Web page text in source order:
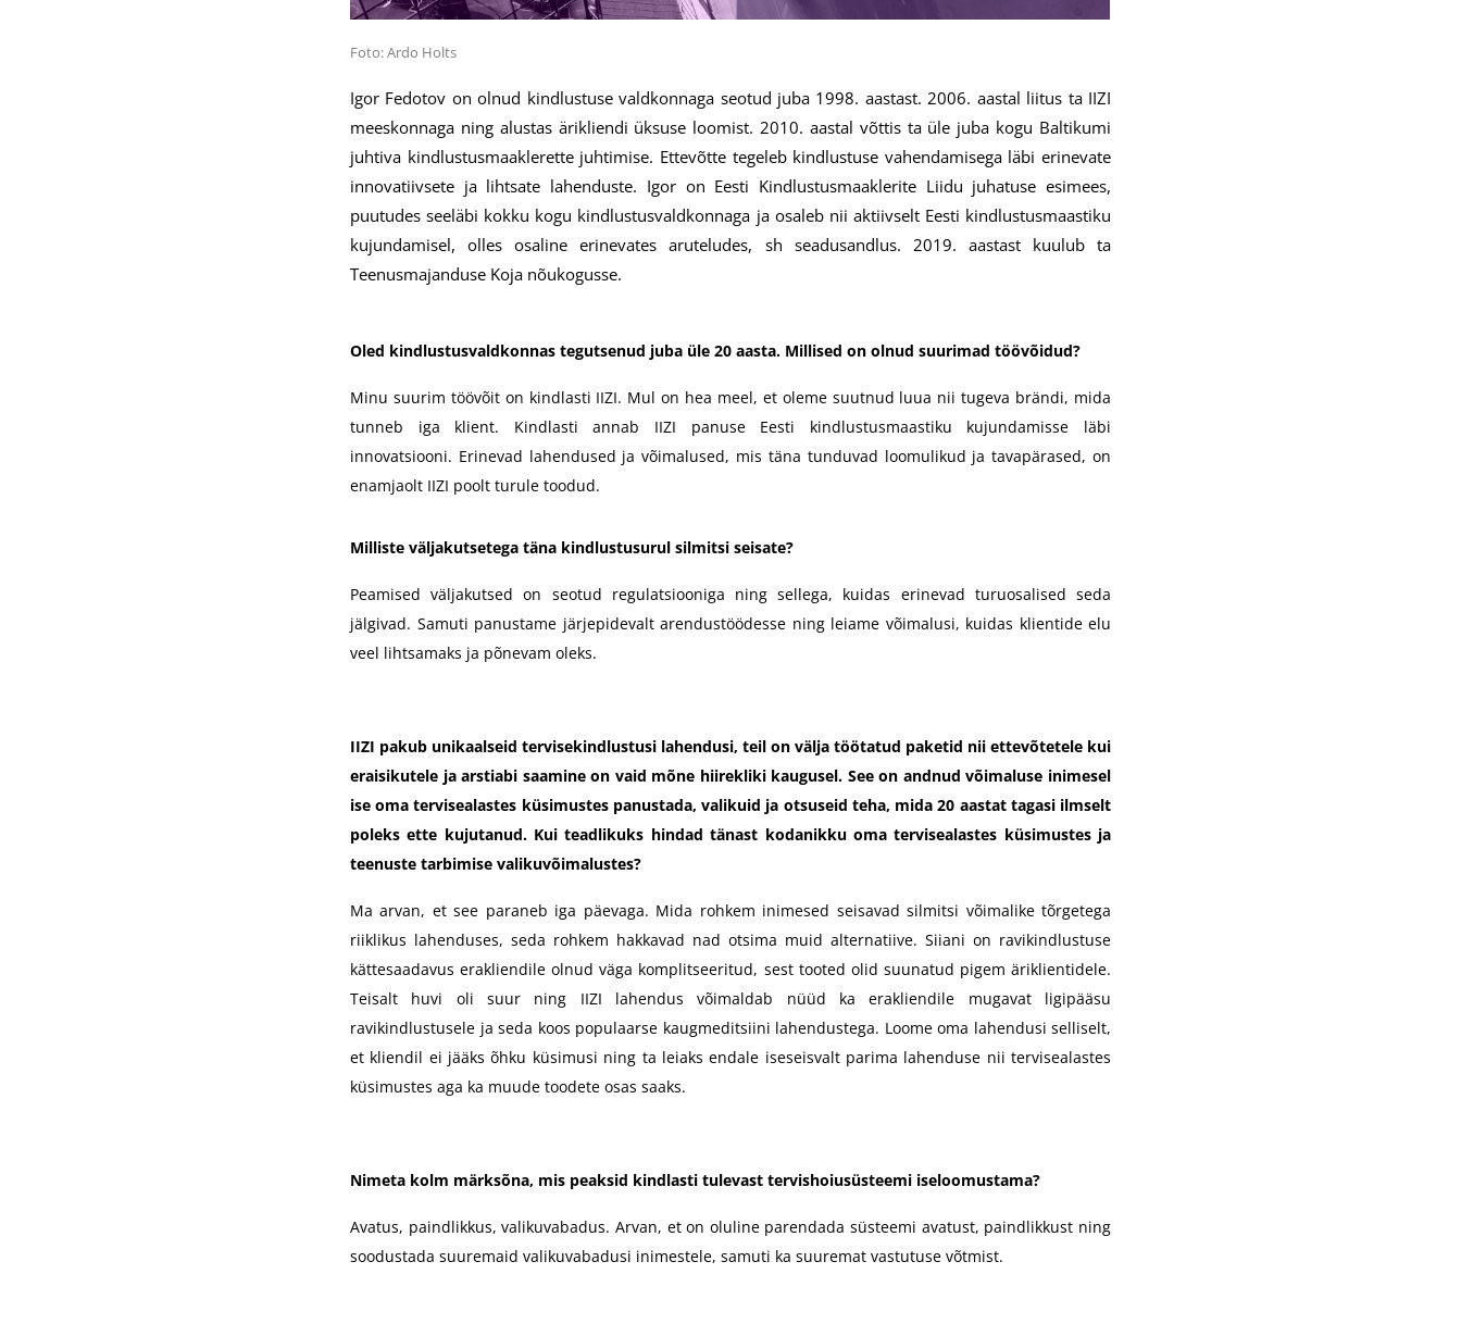
Foto: Ardo Holts
Igor Fedotov on olnud kindlustuse valdkonnaga seotud juba 1998. aastast. 2006. aastal liitus ta IIZI
meeskonnaga ning alustas ärikliendi üksuse loomist. 2010. aastal võttis ta üle juba kogu Baltikumi
juhtiva kindlustusmaaklerette juhtimise. Ettevõtte tegeleb kindlustuse vahendamisega läbi erinevate
innovatiivsete ja lihtsate lahenduste. Igor on Eesti Kindlustusmaaklerite Liidu juhatuse esimees,
puutudes seeläbi kokku kogu kindlustusvaldkonnaga ja osaleb nii aktiivselt Eesti kindlustusmaastiku
kujundamisel, olles osaline erinevates aruteludes, sh seadusandlus. 2019. aastast kuulub ta
Teenusmajanduse Koja nõukogusse.
Oled kindlustusvaldkonnas tegutsenud juba üle 20 aasta. Millised on olnud suurimad töövõidud?
Minu suurim töövõit on kindlasti IIZI. Mul on hea meel, et oleme suutnud luua nii tugeva brändi, mida
tunneb iga klient. Kindlasti annab IIZI panuse Eesti kindlustusmaastiku kujundamisse läbi
innovatsiooni. Erinevad lahendused ja võimalused, mis täna tunduvad loomulikud ja tavapärased, on
enamjaolt IIZI poolt turule toodud.
Milliste väljakutsetega täna kindlustusurul silmitsi seisate?
Peamised väljakutsed on seotud regulatsiooniga ning sellega, kuidas erinevad turuosalised seda
jälgivad. Samuti panustame järjepidevalt arendustöödesse ning leiame võimalusi, kuidas klientide elu
veel lihtsamaks ja põnevam oleks.
IIZI pakub unikaalseid tervisekindlustusi lahendusi, teil on välja töötatud paketid nii ettevõtetele kui
eraisikutele ja arstiabi saamine on vaid mõne hiirekliki kaugusel. See on andnud võimaluse inimesel
ise oma tervisealastes küsimustes panustada, valikuid ja otsuseid teha, mida 20 aastat tagasi ilmselt
poleks ette kujutanud. Kui teadlikuks hindad tänast kodanikku oma tervisealastes küsimustes ja
teenuste tarbimise valikuvõimalustes?
Ma arvan, et see paraneb iga päevaga. Mida rohkem inimesed seisavad silmitsi võimalike tõrgetega
riiklikus lahenduses, seda rohkem hakkavad nad otsima muid alternatiive. Siiani on ravikindlustuse
kättesaadavus erakliendile olnud väga komplitseeritud, sest tooted olid suunatud pigem äriklientidele.
Teisalt huvi oli suur ning IIZI lahendus võimaldab nüüd ka erakliendile mugavat ligipääsu
ravikindlustusele ja seda koos populaarse kaugmeditsiini lahendustega. Loome oma lahendusi selliselt,
et kliendil ei jääks õhku küsimusi ning ta leiaks endale iseseisvalt parima lahenduse nii tervisealastes
küsimustes aga ka muude toodete osas saaks.
Nimeta kolm märksõna, mis peaksid kindlasti tulevast tervishoiusüsteemi iseloomustama?
Avatus, paindlikkus, valikuvabadus. Arvan, et on oluline parendada süsteemi avatust, paindlikkust ning
soodustada suuremaid valikuvabadusi inimestele, samuti ka suuremat vastutuse võtmist.